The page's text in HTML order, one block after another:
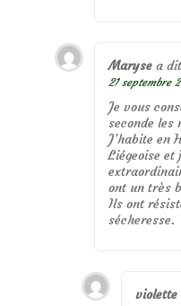
Maryse a
21 septembre
Je vous
seconde les
J’habite en
Liégeoise et
ont un très
Ils ont
sécheresse.
violette